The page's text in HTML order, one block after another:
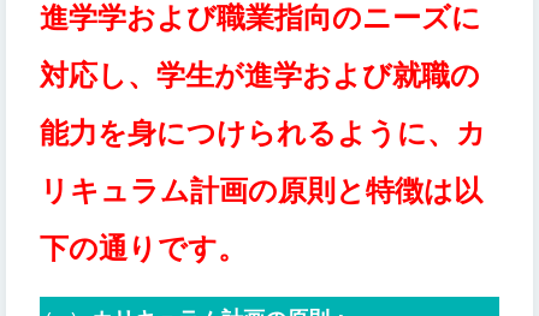
進学学および職業指向のニーズに
対応し、学生が進学および就職の
能力を身につけられるように、カ
リキュラム計画の原則と特徴は以
下の通りです。